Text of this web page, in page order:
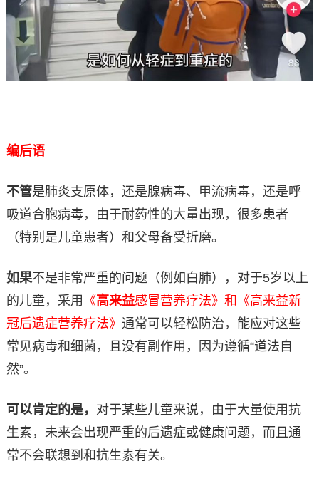
编后语
不管是肺炎支原体，还是腺病毒、甲流病毒，还是呼
吸道合胞病毒，由于耐药性的大量出现，很多患者
（特别是儿童患者）和父母备受折磨。
如果不是非常严重的问题（例如白肺），对于5岁以上
的儿童，采用 《高来益感冒营养疗法》和《高来益新
冠后遗症营养疗法》 通常可以轻松防治，能应对这些
常见病毒和细菌，且没有副作用，因为遵循“道法自
然”。
可以肯定的是， 对于某些儿童来说，由于大量使用抗
生素，未来会出现严重的后遗症或健康问题，而且通
常不会联想到和抗生素有关。